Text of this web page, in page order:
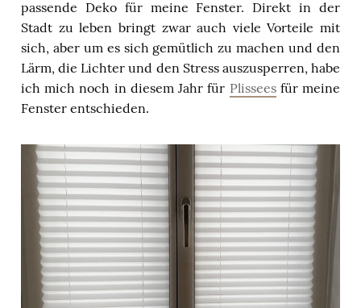
passende Deko für meine Fenster. Direkt in der
Stadt zu leben bringt zwar auch viele Vorteile mit
sich, aber um es sich gemütlich zu machen und den
Lärm, die Lichter und den Stress auszusperren, habe
ich mich noch in diesem Jahr für Plisseesfür meine
Fenster entschieden.